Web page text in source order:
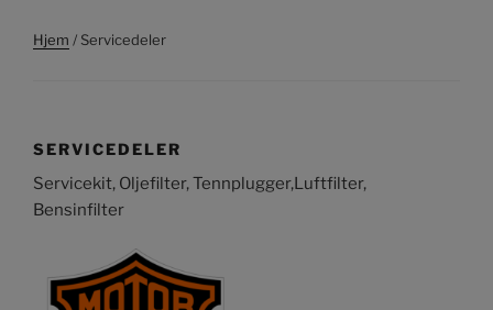
Hjem / Servicedeler
SERVICEDELER
Servicekit, Oljefilter, Tennplugger,Luftfilter,
Bensinfilter